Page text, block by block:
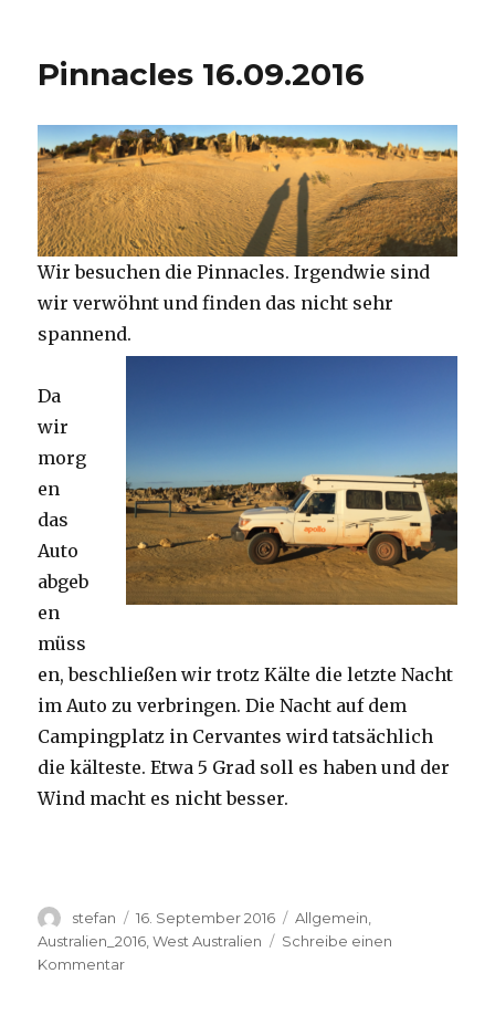
Pinnacles 16.09.2016
Wir besuchen die Pinnacles. Irgendwie sind
wir verwöhnt und finden das nicht sehr
spannend.
Da
wir
morg
en
das
Auto
abgeb
en
müss
en, beschließen wir trotz Kälte die letzte Nacht
im Auto zu verbringen. Die Nacht auf dem
Campingplatz in Cervantes wird tatsächlich
die kälteste. Etwa 5 Grad soll es haben und der
Wind macht es nicht besser.
Autor
stefan
Veröffentlicht
am
16. September 2016 Kategorien
Allgemein
Australien_2016 ,West Australien
Schreibe einen
Kommentarzu